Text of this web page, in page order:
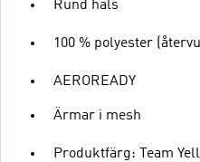
Rund hals
100 % polyester
AEROREADY
Ärmar i mesh
Produktfärg: Team